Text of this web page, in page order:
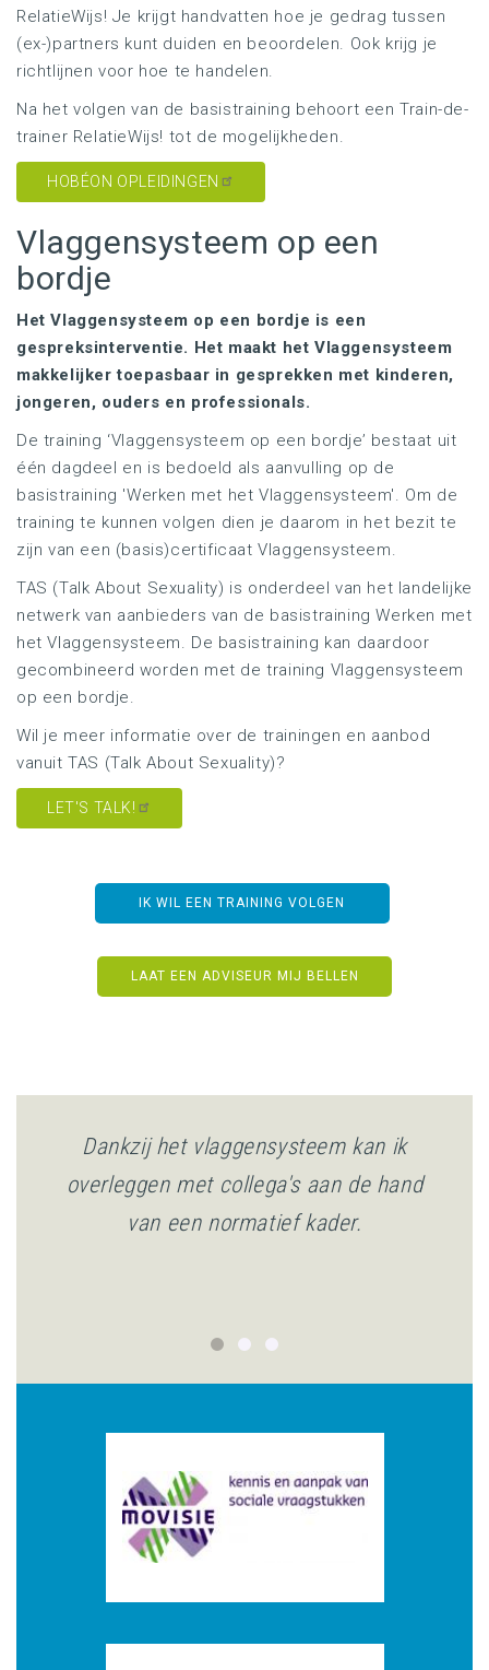
RelatieWijs! Je krijgt handvatten hoe je gedrag tussen
(ex-)partners kunt duiden en beoordelen. Ook krijg je
richtlijnen voor hoe te handelen.
Na het volgen van de basistraining behoort een Train-de-
trainer RelatieWijs! tot de mogelijkheden.
HOBÉON OPLEIDINGEN
Vlaggensysteem op een
bordje
Het Vlaggensysteem op een bordje is een
gespreksinterventie. Het maakt het Vlaggensysteem
makkelijker toepasbaar in gesprekken met kinderen,
jongeren, ouders en professionals.
De training ‘Vlaggensysteem op een bordje’ bestaat uit
één dagdeel en is bedoeld als aanvulling op de
basistraining 'Werken met het Vlaggensysteem'. Om de
training te kunnen volgen dien je daarom in het bezit te
zijn van een (basis)certificaat Vlaggensysteem.
TAS (Talk About Sexuality) is onderdeel van het landelijke
netwerk van aanbieders van de basistraining Werken met
het Vlaggensysteem. De basistraining kan daardoor
gecombineerd worden met de training Vlaggensysteem
op een bordje.
Wil je meer informatie over de trainingen en aanbod
vanuit TAS (Talk About Sexuality)?
LET'S TALK!
IK WIL EEN TRAINING VOLGEN
LAAT EEN ADVISEUR MIJ BELLEN
Dankzij het vlaggensysteem kan ik
overleggen met collega's aan de hand
van een normatief kader.